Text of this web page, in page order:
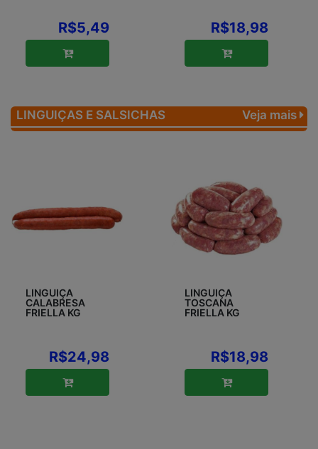
R$5,49 R$18,98
LINGUIÇAS E SALSICHAS Veja mais
LINGUIÇA
CALABRESA
FRIELLA KG
R$24,98
LINGUIÇA
TOSCANA
FRIELLA KG
R$18,98